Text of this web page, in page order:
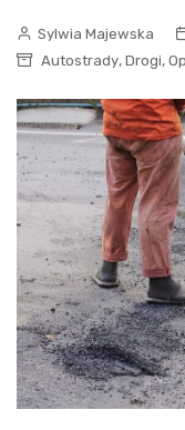
Sylwia Majewska
Autostrady, Drogi,